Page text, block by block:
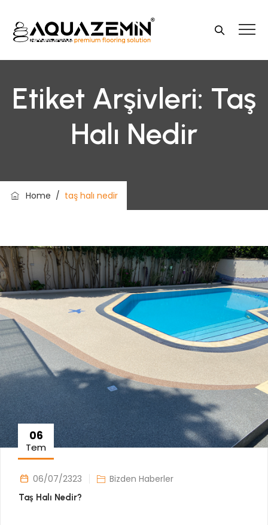
Etiket Arşivleri: Taş
Halı Nedir
Home / taş halı nedir
06
Tem
06/07/2323 Bizden Haberler
Taş Halı Nedir?